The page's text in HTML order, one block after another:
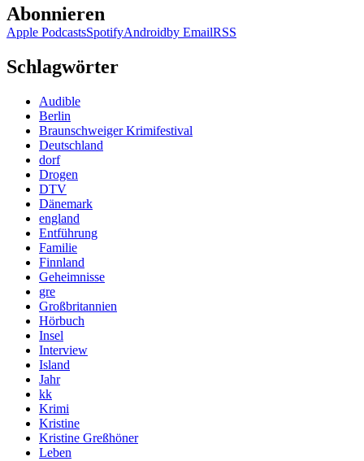
Abonnieren
Apple PodcastsSpotifyAndroidby EmailRSS
Schlagwörter
Audible
Berlin
Braunschweiger Krimifestival
Deutschland
dorf
Drogen
DTV
Dänemark
england
Entführung
Familie
Finnland
Geheimnisse
gre
Großbritannien
Hörbuch
Insel
Interview
Island
Jahr
kk
Krimi
Kristine
Kristine Greßhöner
Leben